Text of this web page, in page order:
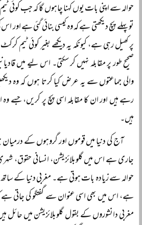
حوالہ سے اپنی بات یوں کہنا چاہوں گا کہ جب
تو پہلے پچ دیکھتی ہے کہ وہ کیسی بنائی گئی ہے
پر کھیل رہی ہے، کیونکہ یہ دیکھے بغیر کوئی ٹیم
صحیح طور پر مقابلہ نہیں کر سکتی۔ اس لیے میں
والی جماعتوں سے یہ عرض کیا کرتا ہوں کہ وہ
رہے ہیں اور ان کا مقابلہ اسی پچ پر کریں، جسے
ہیں۔
آج کی دنیا میں قوموں اور گروہوں کے درمیان جو
جاری ہے اس میں گلوبلائزیشن، انسانی حقوق،
حوالہ سے زیادہ بات ہوتی ہے۔ مغربی دنیا کے
ہے، اس میں بھی اسی عنوان سے گفتگو کی جاتی
مغربی دانشوروں کے بقول گلوبلائزیشن میں